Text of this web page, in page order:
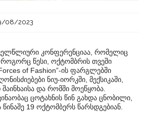
08/2023
კონფერენციაა, რომელიც
როგორც წესი, ოქტომბრის თვეში
of Fashion”-ის ფარგლებში
ნიუ-იორკში, მექსიკაში,
და რომში მოეწყობა.
ცოტახნის წინ გახდა ცნობილი,
19 ოქტომბერს წარსდგებიან.